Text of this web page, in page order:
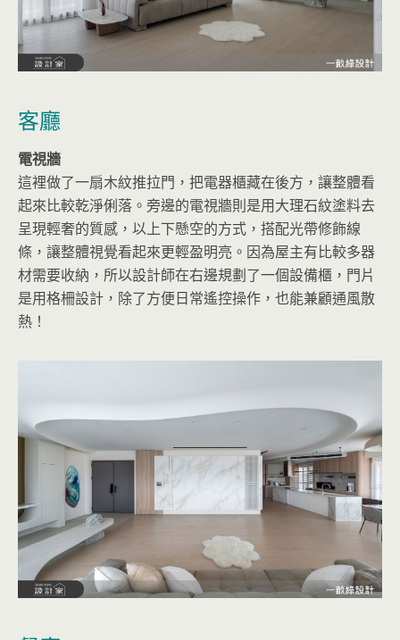
客廳
電視牆
這裡做了一扇木紋推拉門，把電器櫃藏在後方，讓整體看
起來比較乾淨俐落。旁邊的電視牆則是用大理石紋塗料去
呈現輕奢的質感，以上下懸空的方式，搭配光帶修飾線
條，讓整體視覺看起來更輕盈明亮。因為屋主有比較多器
材需要收納，所以設計師在右邊規劃了一個設備櫃，門片
是用格柵設計，除了方便日常遙控操作，也能兼顧通風散
熱！